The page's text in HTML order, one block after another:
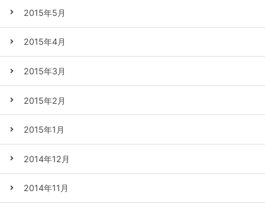
2015年5月
2015年4月
2015年3月
2015年2月
2015年1月
2014年12月
2014年11月